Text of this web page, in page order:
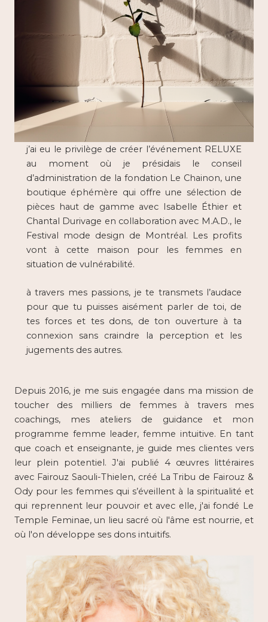
j’ai eu le privilège de créer l’événement RELUXE
au moment où je présidais le conseil
d’administration de la fondation Le Chainon, une
boutique éphémère qui offre une sélection de
pièces haut de gamme avec Isabelle Éthier et
Chantal Durivage en collaboration avec M.A.D., le
Festival mode design de Montréal. Les profits
vont à cette maison pour les femmes en
situation de vulnérabilité.
à travers mes passions, je te transmets l’audace
pour que tu puisses aisément parler de toi, de
tes forces et tes dons, de ton ouverture à ta
connexion sans craindre la perception et les
jugements des autres.
Depuis 2016, je me suis engagée dans ma mission de
toucher des milliers de femmes à travers mes
coachings, mes ateliers de guidance et mon
programme femme leader, femme intuitive. En tant
que coach et enseignante, je guide mes clientes vers
leur plein potentiel. J'ai publié 4 œuvres littéraires
avec Fairouz Saouli-Thielen, créé La Tribu de Fairouz &
Ody pour les femmes qui s’éveillent à la spiritualité et
qui reprennent leur pouvoir et avec elle, j'ai fondé Le
Temple Feminae, un lieu sacré où l'âme est nourrie, et
où l'on développe ses dons intuitifs.